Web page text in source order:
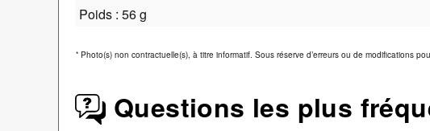
Poids : 56 g
* Photo(s) non contractuelle(s), à titre informatif. Sous réserve d’erreurs ou de modifications
Questions les plus